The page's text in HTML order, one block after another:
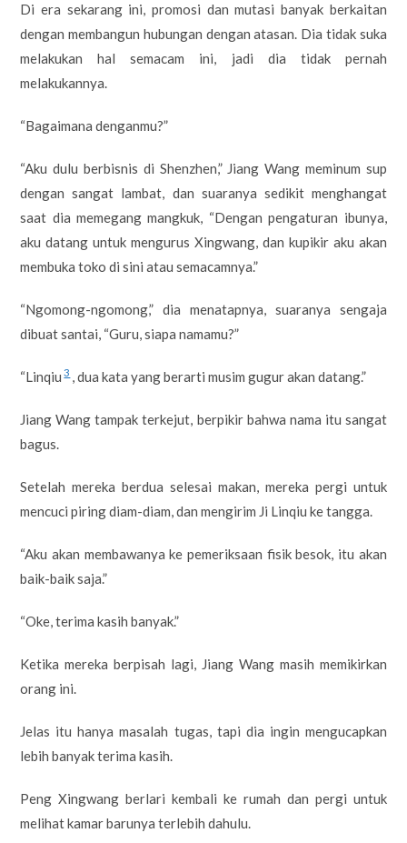
Di era sekarang ini, promosi dan mutasi banyak berkaitan
dengan membangun hubungan dengan atasan. Dia tidak suka
melakukan hal semacam ini, jadi dia tidak pernah
melakukannya.
“Bagaimana denganmu?”
“Aku dulu berbisnis di Shenzhen,” Jiang Wang meminum sup
dengan sangat lambat, dan suaranya sedikit menghangat
saat dia memegang mangkuk, “Dengan pengaturan ibunya,
aku datang untuk mengurus Xingwang, dan kupikir aku akan
membuka toko di sini atau semacamnya.”
“Ngomong-ngomong,” dia menatapnya, suaranya sengaja
dibuat santai, “Guru, siapa namamu?”
“Linqiu 3 , dua kata yang berarti musim gugur akan datang.”
Jiang Wang tampak terkejut, berpikir bahwa nama itu sangat
bagus.
Setelah mereka berdua selesai makan, mereka pergi untuk
mencuci piring diam-diam, dan mengirim Ji Linqiu ke tangga.
“Aku akan membawanya ke pemeriksaan fisik besok, itu akan
baik-baik saja.”
“Oke, terima kasih banyak.”
Ketika mereka berpisah lagi, Jiang Wang masih memikirkan
orang ini.
Jelas itu hanya masalah tugas, tapi dia ingin mengucapkan
lebih banyak terima kasih.
Peng Xingwang berlari kembali ke rumah dan pergi untuk
melihat kamar barunya terlebih dahulu.